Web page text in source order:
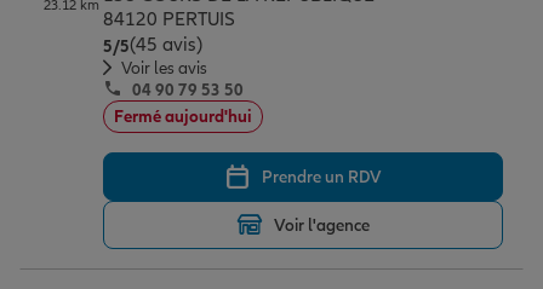
23.12 km
84120 PERTUIS
5/5Note de 5 sur 5
(45 avis)
Voir les avis
04 90 79 53 50
Fermé aujourd'hui
Prendre un RDV
Voir l'agence